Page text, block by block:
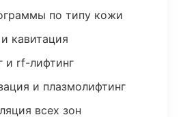
по типу кожи
кавитация
и rf-лифтинг
и плазмолифтинг
всех зон